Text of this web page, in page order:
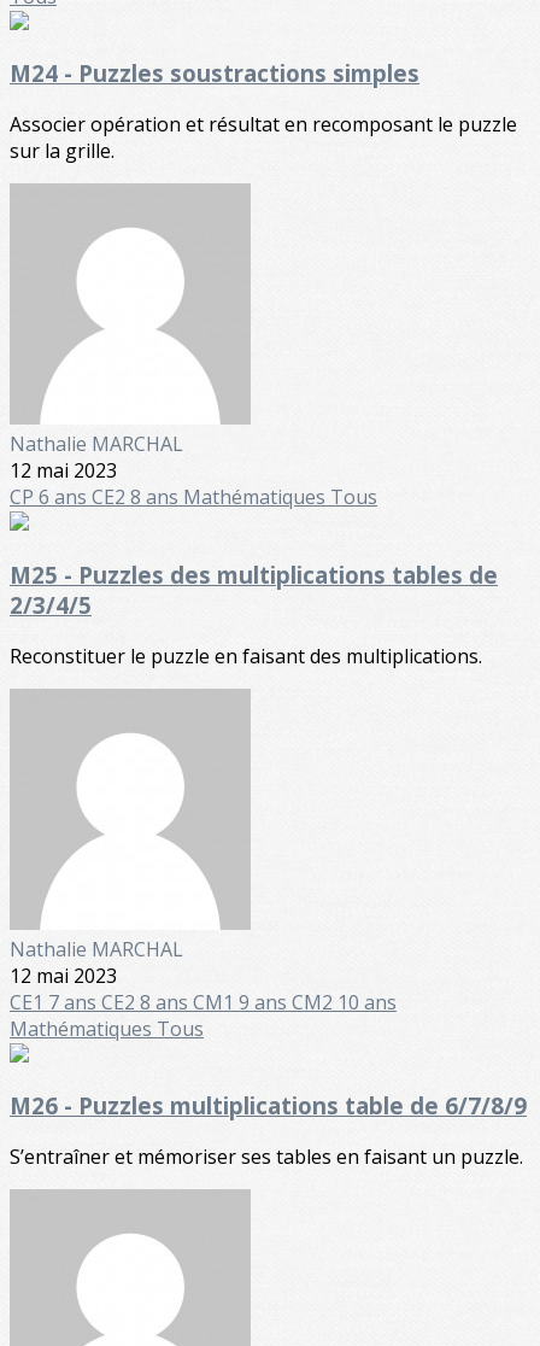
M24 - Puzzles soustractions simples
Associer opération et résultat en recomposant le puzzle
sur la grille.
Nathalie MARCHAL
12 mai 2023
CP 6 ans CE2 8 ans Mathématiques Tous
M25 - Puzzles des multiplications tables de
2/3/4/5
Reconstituer le puzzle en faisant des multiplications.
Nathalie MARCHAL
12 mai 2023
CE1 7 ans CE2 8 ans CM1 9 ans CM2 10 ans
Mathématiques Tous
M26 - Puzzles multiplications table de 6/7/8/9
S’entraîner et mémoriser ses tables en faisant un puzzle.